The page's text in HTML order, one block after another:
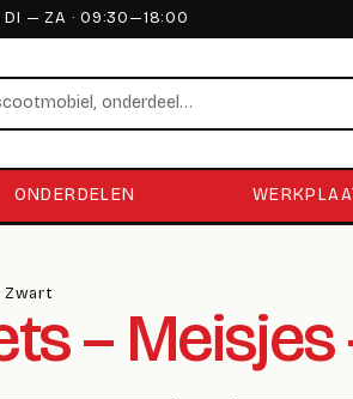
— ZA · 09:30—18:00
ONDERDELEN
Zwart
–